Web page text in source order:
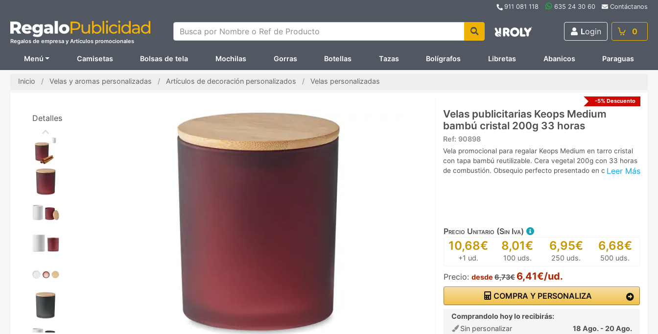
911 081 118 635 24 30 60 Contáctanos
Regalos de empresa y Artículos promocionales
Busca por Nombre o Ref de Producto Login 0
Menú Camisetas Bolsas de tela Mochilas Gorras Botellas Tazas Bolígrafos Libretas Abanicos Paraguas
Inicio Velas y aromas personalizadas Artículos de decoración personalizados Velas personalizadas
-5% Descuento
Velas publicitarias Keops Medium
bambú cristal 200g 33 horas
Ref: 90898
Leer Más
Vela promocional para regalar Keops Medium en tarro cristal
con tapa bambú reutilizable. Cera vegetal 200g con 33 horas
de combustión. Obsequio perfecto presentado en caja tubular.
Precio Unitario (Sin Iva)
10,68€
+1 ud.
8,01€
100 uds.
6,95€
250 uds.
6,68€
500 uds.
Precio: desde 6,73€ 6,41€/ud.
COMPRA Y PERSONALIZA
Comprandolo hoy lo recibirás:
Sin personalizar
18 Ago. - 20 Ago.
Detalles